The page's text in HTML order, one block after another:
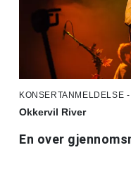
KONSERTANMELDELSE
Okkervil River
En over